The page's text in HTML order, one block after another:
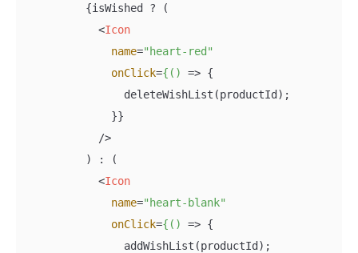
          {isWished ? (
<Icon
name="heart-red"
onClick={() => {
                deleteWishList(productId);
              }}
            />
          ) : (
<Icon
name="heart-blank"
onClick={() => {
                addWishList(productId);